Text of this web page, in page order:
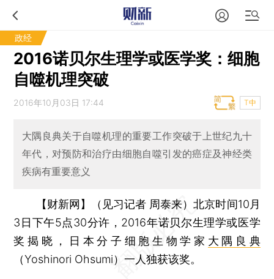
政经
2016诺贝尔生理学或医学奖：细胞
自噬机理突破
2016年10月03日 17:44 T中
大隅良典关于自噬机理的重要工作突破于上世纪九十
年代，对预防和治疗由细胞自噬引发的癌症及神经类
疾病有重要意义
【财新网】（见习记者 周泰来）北京时间10月
3日下午5点30分许，2016年诺贝尔生理学或医学
奖揭晓，日本分子细胞生物学家 大隅良典
（Yoshinori Ohsumi）一人独获该奖。